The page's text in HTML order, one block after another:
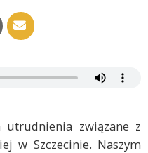
utrudnienia związane z
w Szczecinie. Naszym